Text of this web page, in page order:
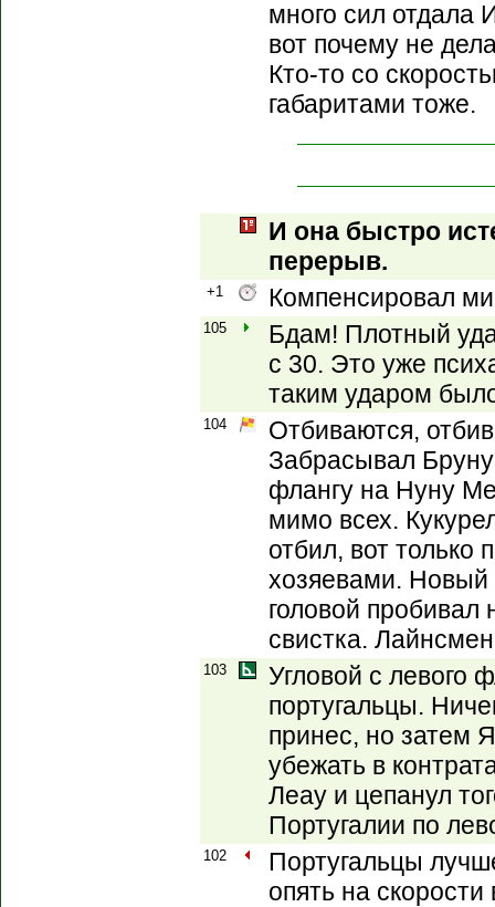
много сил отдала
вот почему не
Кто-то со
габаритами тоже.
И она быстро
перерыв.
+1 Компенсировал
105
Бдам! Плотный
с 30. Это уже
таким ударом
104
Отбиваются,
Забрасывал
флангу на Нуну
мимо всех.
отбил, вот только
хозяевами. Новый
головой пробивал
свистка.
103
Угловой с левого
португальцы.
принес, но затем
убежать в
Леау и цепанул
Португалии по
102
Португальцы
опять на